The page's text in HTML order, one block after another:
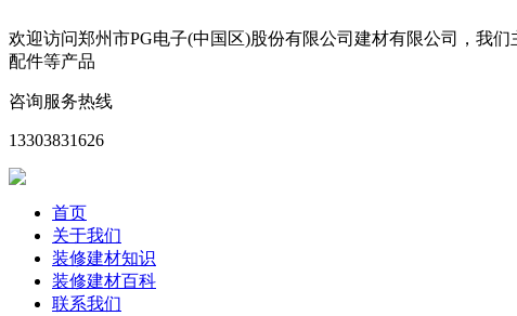
欢迎访问郑州市PG电子(中国区)股份有限公司建材有限公司，我
配件等产品
咨询服务热线
13303831626
首页
关于我们
装修建材知识
装修建材百科
联系我们